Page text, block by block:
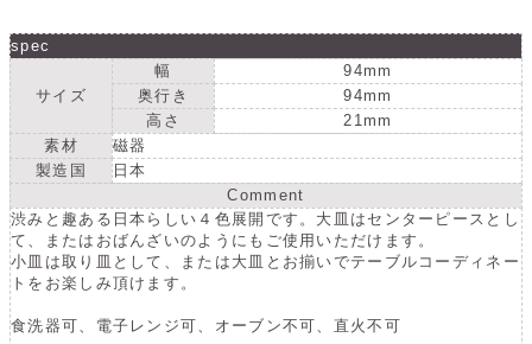
-
M.STYLE-
ラ
ン
ド
デ
ィ
ッ
シ
ュ
-
M.STYLE-
ラ
ウ
ド
デ
ィ
ッ
シ
ュ
spec
サイズ
幅
94mm
奥行き
94mm
高さ
21mm
素材
磁器
製造国
日本
Comment
渋みと趣ある日本らしい４色展開です。大皿はセンターピースとし
て、またはおばんざいのようにもご使用いただけます。
小皿は取り皿として、または大皿とお揃いでテーブルコーディネー
トをお楽しみ頂けます。
食洗器可、電子レンジ可、オーブン不可、直火不可